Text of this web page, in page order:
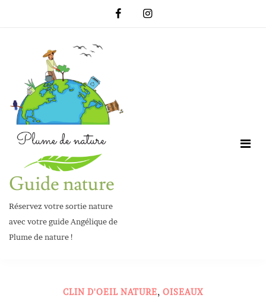
Guide nature
Réservez votre sortie nature
avec votre guide Angélique de
Plume de nature !
CLIN D'OEIL NATURE, OISEAUX